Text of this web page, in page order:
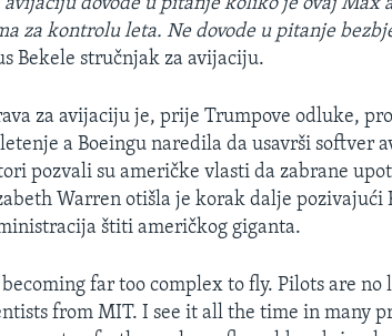
za kontrolu leta. Ne dovode u pitanje
Bekele stručnjak za avijaciju.
za avijaciju je, prije Trumpove odluke,
a Boeingu naredila da usavrši softver
pozvali su američke vlasti da zabrane
Warren otišla je korak dalje pozivajući
štiti američkog giganta.
far too complex to fly. Pilots are
from MIT. I see it all the time in many